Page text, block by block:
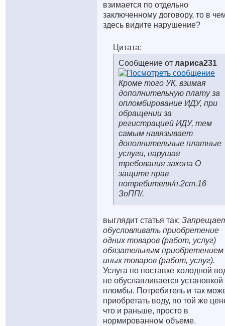
взимается по отдельно
заключенному договору, то в
здесь видите нарушение?
Цитата:
Сообщение от лариса231
Кроме того УК, взимая
дополнительную плату за
опломбирование ИДУ, при
обращении за
регистрацией ИДУ, тем
самым навязывает
дополнительные платные
услуги, нарушая
требования закона О
защите прав
потребителя/п.2ст.16
ЗоПП/.
выглядит статья так:
обусловливать приобретение
одних товаров (работ, услуг)
обязательным приобретением
иных товаров (работ, услуг).
Услуга по поставке холодной
не обуславливается установкой
пломбы. Потребитель и так
приобретать воду, по той же
что и раньше, просто в
нормированном объеме.